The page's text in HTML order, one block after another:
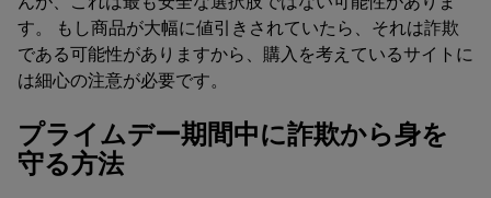
す。 もし商品が大幅に値引きされていたら、それは詐欺
である可能性がありますから、購入を考えているサイトに
は細心の注意が必要です。
プライムデー期間中に詐欺から身を
守る方法